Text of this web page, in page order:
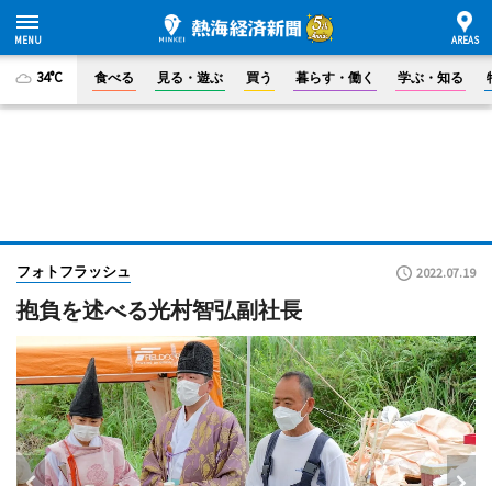
34°C 食べる 見る・遊ぶ 買う 暮らす・働く 学ぶ・知る
フォトフラッシュ 2022.07.19
抱負を述べる光村智弘副社長